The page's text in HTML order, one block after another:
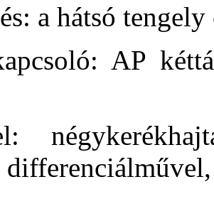
a hátsó
AP